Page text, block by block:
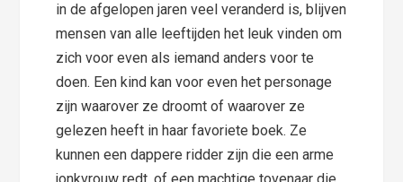
in de afgelopen jaren veel veranderd is, blijven
mensen van alle leeftijden het leuk vinden om
zich voor even als iemand anders voor te
doen. Een kind kan voor even het personage
zijn waarover ze droomt of waarover ze
gelezen heeft in haar favoriete boek. Ze
kunnen een dappere ridder zijn die een arme